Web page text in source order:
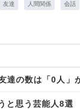
友達 人間関係 会話
達の数は「0人」
と思う芸能人8選